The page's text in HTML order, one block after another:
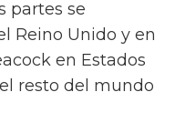
partes se
Reino Unido y en
en Estados
resto del mundo